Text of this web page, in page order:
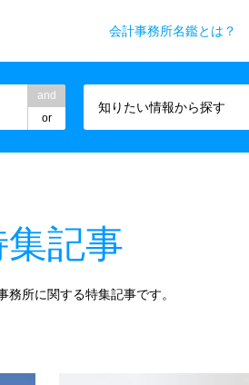
会計事務所名鑑とは？
and
or
知りたい情報から探す
集記事
務所に関する特集記事です。